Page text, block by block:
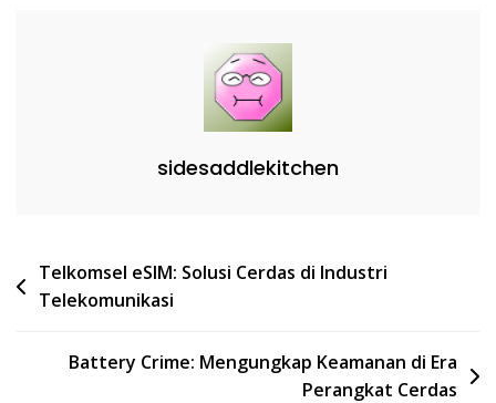
sidesaddlekitchen
Post
navigation
Telkomsel eSIM: Solusi Cerdas di Industri
Telekomunikasi
Battery Crime: Mengungkap Keamanan di Era
Perangkat Cerdas